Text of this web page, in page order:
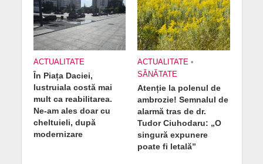
ACTUALITATE
În Piața Daciei,
lustruiala costă mai
mult ca reabilitarea.
Ne-am ales doar cu
cheltuieli, după
modernizare
ACTUALITATE •
SĂNĂTATE
Atenție la polenul de
ambrozie! Semnalul de
alarmă tras de dr.
Tudor Ciuhodaru: „O
singură expunere
poate fi letală”